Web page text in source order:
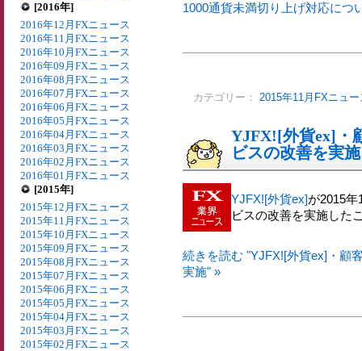
[2016年]
2016年12月FXニュース
2016年11月FXニュース
2016年10月FXニュース
2016年09月FXニュース
2016年08月FXニュース
2016年07月FXニュース
2016年06月FXニュース
2016年05月FXニュース
2016年04月FXニュース
2016年03月FXニュース
2016年02月FXニュース
2016年01月FXニュース
[2015年]
2015年12月FXニュース
2015年11月FXニュース
2015年10月FXニュース
2015年09月FXニュース
2015年08月FXニュース
2015年07月FXニュース
2015年06月FXニュース
2015年05月FXニュース
2015年04月FXニュース
2015年03月FXニュース
2015年02月FXニュース
1000通貨未満切り上げ対応につ
カテゴリー： 2015年11月FXニュー
YJFX![外貨ex]・
ビスの改善を実施
YJFX![外貨ex]が2015
ビスの改善を実施した
続きを読む "YJFX![外貨ex]・顧
実施" »